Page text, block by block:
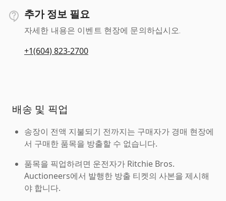
추가 정보 필요
자세한 내용은 이벤트 현장에 문의하십시오.
+1(604) 823-2700
배송 및 픽업
송장이 전액 지불되기 전까지는 구매자가 경매 현장에
서 구매한 품목을 방출할 수 없습니다.
품목을 픽업하려면 운전자가 Ritchie Bros.
Auctioneers에서 발행한 방출 티켓의 사본을 제시해
야 합니다.